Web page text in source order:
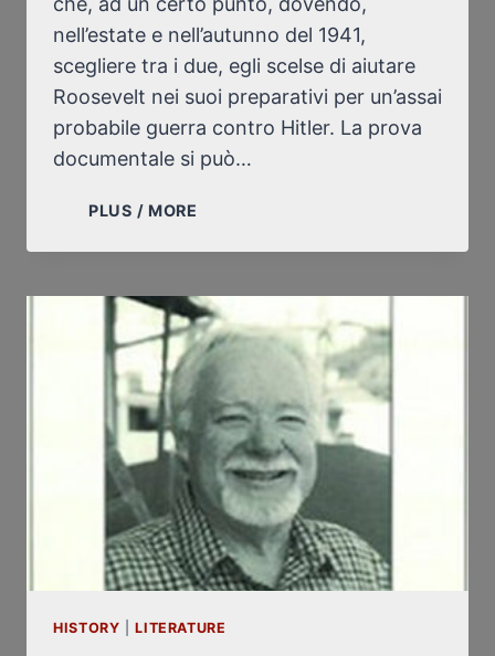
nell’estate e nell’autunno del 1941,
scegliere tra i due, egli scelse di aiutare
Roosevelt nei suoi preparativi per un’assai
probabile guerra contro Hitler. La prova
documentale si può…
PLUS / MORE
TRA
E
STALIN,
PIO
XII
HA
SCELTO
STALIN
HISTORY |LITERATURE